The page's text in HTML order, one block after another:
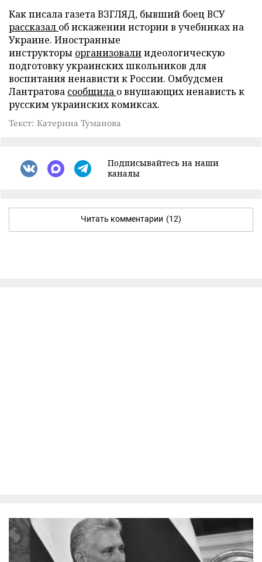
Как писала газета ВЗГЛЯД, бывший боец ВСУ
рассказал об искажении истории в учебниках на
Украине. Иностранные
инструкторы организовалиидеологическую
подготовку украинских школьников для
воспитания ненависти к России. Омбудсмен
Лантратова сообщила о внушающих ненависть к
русским украинских комиксах.
Текст: Катерина Туманова
Подписывайтесь на наши
каналы
Читать комментарии (12)